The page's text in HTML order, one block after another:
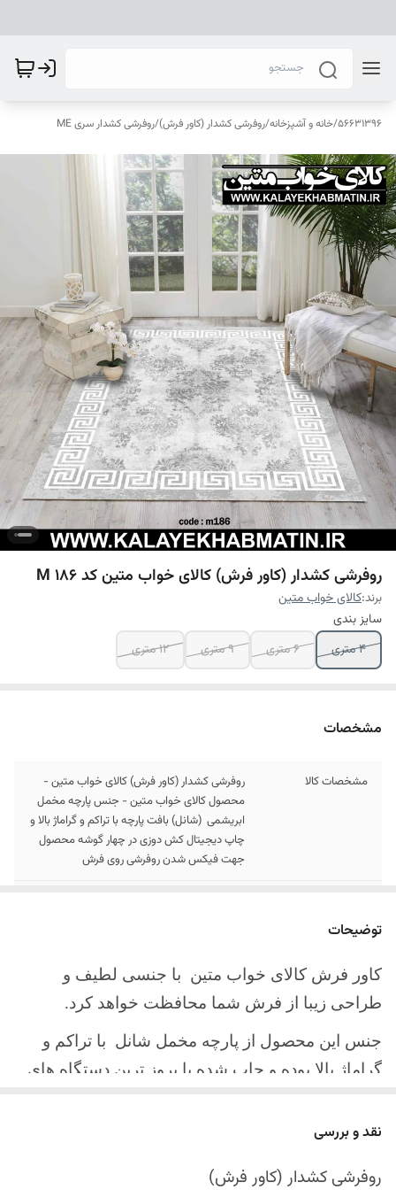
56631396
/خانه و آشپزخانه/روفرشی کشدار (کاور فرش)/روفرشی کشدار سری ME
روفرشی کشدار (کاور فرش) کالای خواب متین کد M 186
برند:کالای خواب متین
سایز بندی
4 متری
6 متری 9 متری 12 متری
مشخصات
مشخصات کالا
روفرشی کشدار (کاور فرش) کالای خواب متین -
محصول کالای خواب متین - جنس پارچه مخمل
ابریشمی (شانل) بافت پارچه با تراکم و گراماژ بالا و
چاپ دیجیتال کش دوزی در چهار گوشه محصول
جهت فیکس شدن روفرشی روی فرش
ارسال کالا
آینده
توضیحات
کاور فرش کالای خواب متین با جنسی لطیف و
طراحی زیبا از فرش شما محافظت خواهد کرد.
جنس این محصول از پارچه مخمل شانل با تراکم و
گراماژ بالا بوده و چاپ شده با بروز ترین دستگاه های
چهار گوشه این محصول با کش باکیفیت دوخته‌شده
نقد و بررسی
روفرشی کشدار (کاور فرش)